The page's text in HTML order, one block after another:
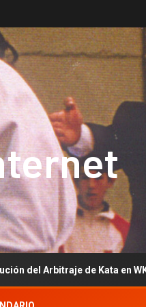
de Kata en WKF (2008–2024)